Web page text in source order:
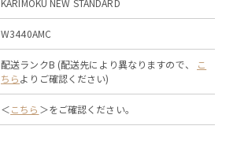
KARIMOKU NEW STANDARD
W3440AMC
配送ランクB (配送先により異なりますので、
こ
ちらよりご確認ください)
＜こちら ＞をご確認ください。